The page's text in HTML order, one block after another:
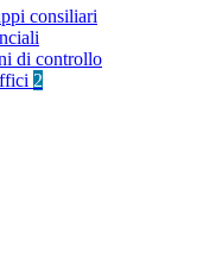
consiliari
di controllo
2